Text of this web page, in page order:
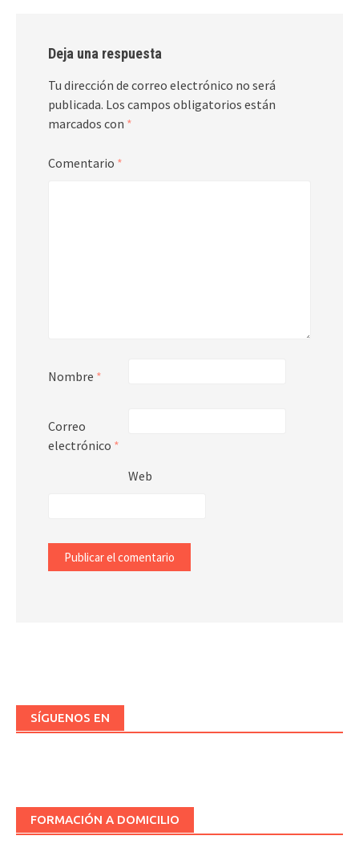
Deja una respuesta
Tu dirección de correo electrónico no será
publicada. Los campos obligatorios están
marcados con *
Comentario *
Nombre *
Correo
electrónico *
Web
SÍGUENOS EN
FORMACIÓN A DOMICILIO